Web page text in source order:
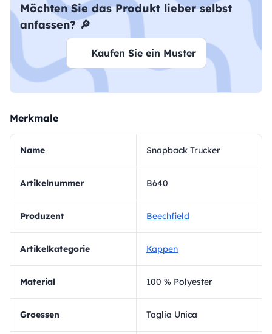
Möchten Sie das Produkt lieber selbst
anfassen? 🔎
Kaufen Sie ein Muster
Merkmale
Name Snapback Trucker
Artikelnummer B640
Produzent Beechfield
Artikelkategorie Kappen
Material 100 % Polyester
Groessen Taglia Unica